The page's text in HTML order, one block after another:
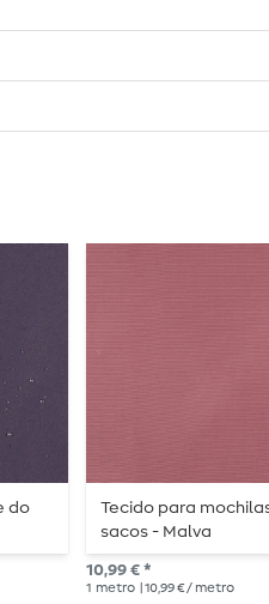
do
Tecido para
sacos - Malva
10,99 € *
1 metro | 10,99 € / metro